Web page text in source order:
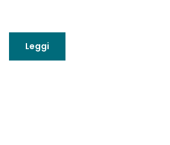
Leggi